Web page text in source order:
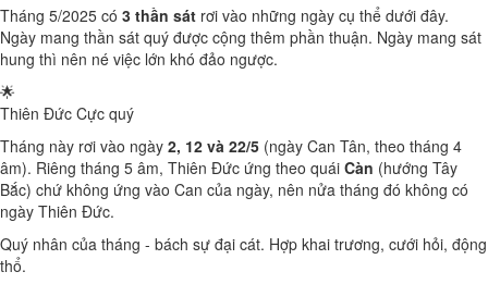
Tháng 5/2025 có 3 thần sát rơi vào những ngày cụ thể dưới đây.
Ngày mang thần sát quý được cộng thêm phần thuận. Ngày mang sát
hung thì nên né việc lớn khó đảo ngược.
🌟
Thiên Đức Cực quý
Tháng này rơi vào ngày 2, 12 và 22/5 (ngày Can Tân, theo tháng 4
âm). Riêng tháng 5 âm, Thiên Đức ứng theo quái Càn (hướng Tây
Bắc) chứ không ứng vào Can của ngày, nên nửa tháng đó không có
ngày Thiên Đức.
Quý nhân của tháng - bách sự đại cát. Hợp khai trương, cưới hỏi, động
thổ.